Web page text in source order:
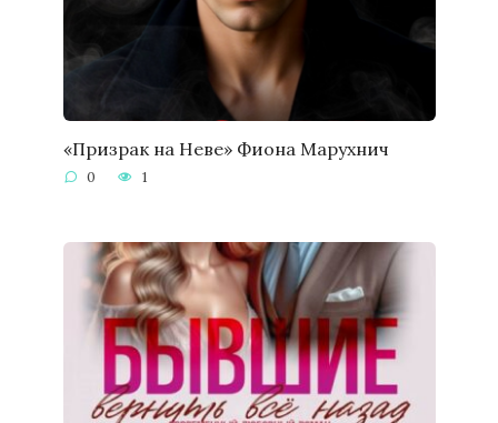
«Призрак на Неве» Фиона Марухнич
0 1